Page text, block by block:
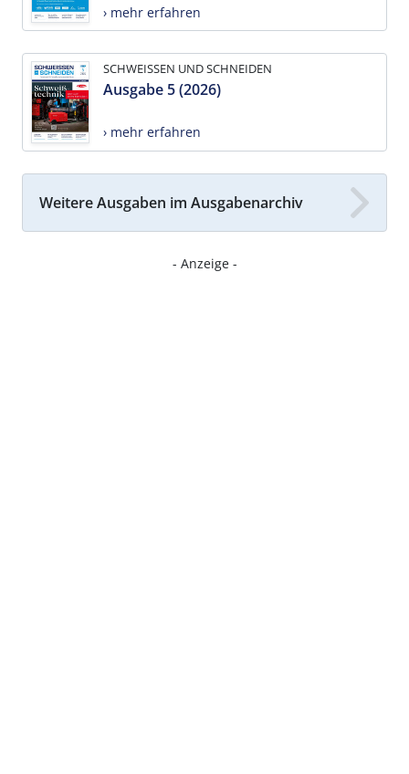
› mehr erfahren
SCHWEISSEN UND SCHNEIDEN
Ausgabe 5 (2026)
› mehr erfahren
Weitere Ausgaben im Ausgabenarchiv
- Anzeige -